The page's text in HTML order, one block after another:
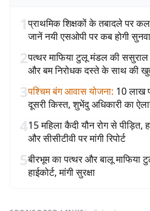
1प्राथमिक शिक्षकों के तबादले पर
जानें नयी एसओपी पर कब होगी
2पत्थर माफिया टुलू मंडल की
और बम निरोधक दस्ते के साथ की
3पश्चिम बंग आवास योजना: 10 लाख
दूसरी किस्त, शुभेंदु अधिकारी का
415 महिला कैदी यौन रोग से पीड़ित,
और सीसीटीवी पर मांगी रिपोर्ट
5बीरभूम का पत्थर और बालू माफिया
हाईकोर्ट, मांगी सुरक्षा